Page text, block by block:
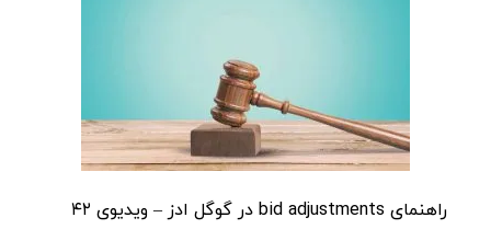
راهنمای bid adjustments در گوگل ادز – ویدیوی ۴۲